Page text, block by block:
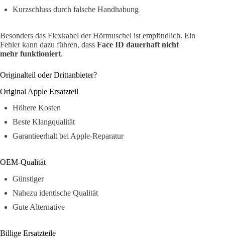
Kurzschluss durch falsche Handhabung
Besonders das Flexkabel der Hörmuschel ist empfindlich. Ein
Fehler kann dazu führen, dass Face ID dauerhaft nicht
mehr funktioniert.
Originalteil oder Drittanbieter?
Original Apple Ersatzteil
Höhere Kosten
Beste Klangqualität
Garantieerhalt bei Apple-Reparatur
OEM-Qualität
Günstiger
Nahezu identische Qualität
Gute Alternative
Billige Ersatzteile